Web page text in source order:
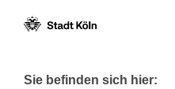
Breadcrumb
Sie befinden sich hier: